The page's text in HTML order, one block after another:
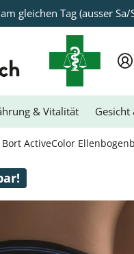
gleichen Tag (ausser Sa/
& Vitalität Gesicht
Bort ActiveColor